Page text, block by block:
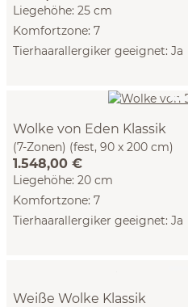
Liegehöhe: 25 cm
Komfortzone: 7
Tierhaarallergiker geeignet: Ja
Wolke von Eden Klassik
(7-Zonen) (fest, 90 x 200 cm)
1.548,00 €
Liegehöhe: 20 cm
Komfortzone: 7
Tierhaarallergiker geeignet: Ja
Weiße Wolke Klassik